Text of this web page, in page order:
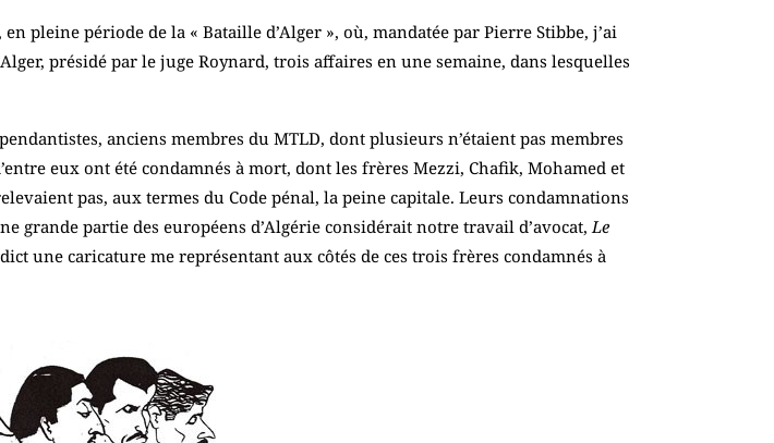
pleine période de la « Bataille d’Alger », où, mandatée par Pierre Stibbe, j’ai
présidé par le juge Roynard, trois affaires en une semaine, dans lesquelles
anciens membres du MTLD, dont plusieurs n’étaient pas membres
eux ont été condamnés à mort, dont les frères Mezzi, Chafik, Mohamed et
pas, aux termes du Code pénal, la peine capitale. Leurs condamnations
grande partie des européens d’Algérie considérait notre travail d’avocat,Le
une caricature me représentant aux côtés de ces trois frères condamnés à